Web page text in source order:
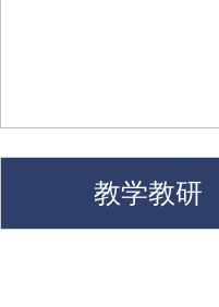
教学教研